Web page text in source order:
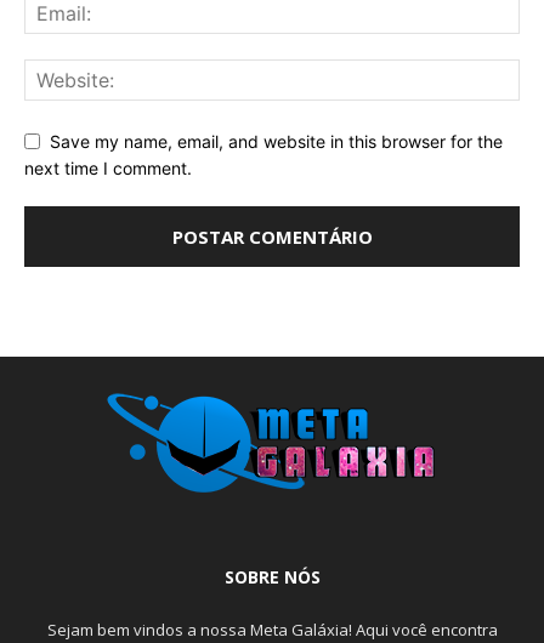
Save my name, email, and website in this browser for the
next time I comment.
SOBRE NÓS
Sejam bem vindos a nossa Meta Galáxia! Aqui você encontra